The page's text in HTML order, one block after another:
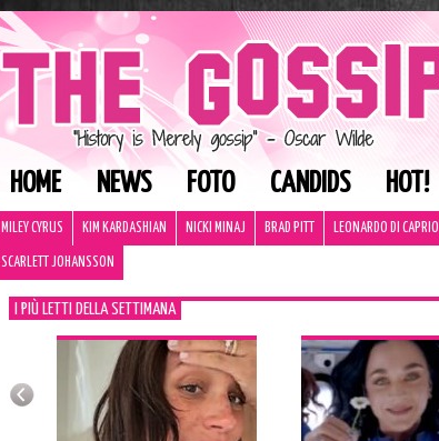
HOME NEWS FOTO CANDIDS HOT!
MILEY CYRUS KIM KARDASHIAN NICKI MINAJ BRAD PITT LEONARDO DI CAPRIO
SCARLETT JOHANSSON
I PIÙ LETTI DELLA SETTIMANA